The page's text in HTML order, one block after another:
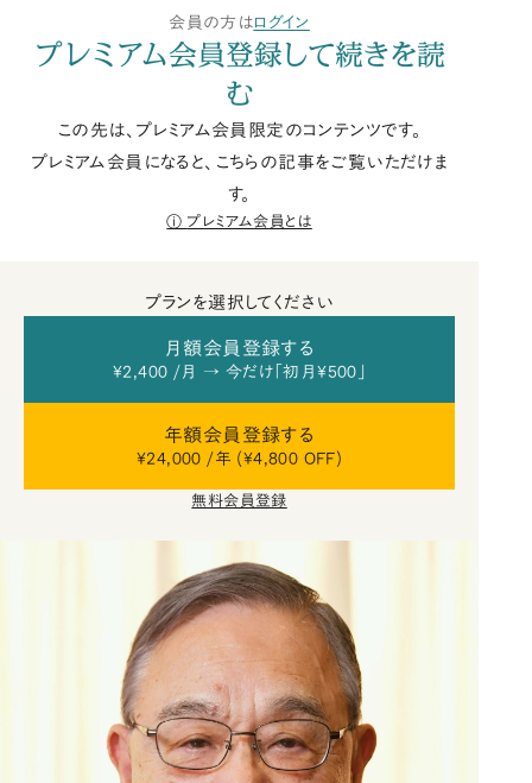
会員の方はログイン
プレミアム会員登録して続きを読
む
この先は、プレミアム会員限定のコンテンツです。
プレミアム会員になると、こちらの記事をご覧いただけま
す。
プレミアム会員とは
プランを選択してください
月額会員登録する
¥2,400 /月 → 今だけ「初月¥500」
年額会員登録する
¥24,000 /年 (¥4,800 OFF)
無料会員登録